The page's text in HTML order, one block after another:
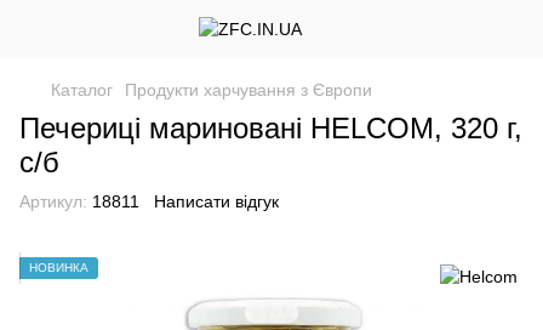
Каталог Продукти харчування з Європи
Печериці мариновані HELCOM, 320 г,
с/б
Артикул: 18811 Написати відгук
НОВИНКА